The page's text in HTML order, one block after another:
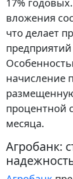
вложения
что делает
начисление
процентной
месяца.
Агробанк: